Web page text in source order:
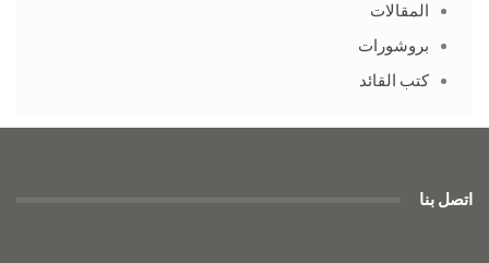
المقالات
بروشورات
كتب القائد
اتصل بنا